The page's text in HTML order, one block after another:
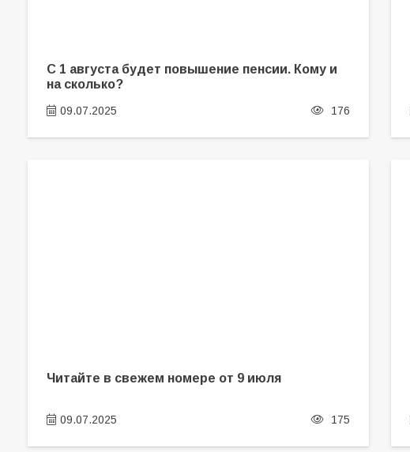
С 1 августа будет повышение пенсии. Кому и
на сколько?
09.07.2025 176
Читайте в свежем номере от 9 июля
09.07.2025 175